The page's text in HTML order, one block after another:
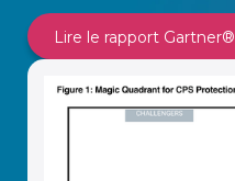
Lire le rapport Gartner®